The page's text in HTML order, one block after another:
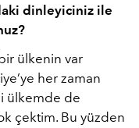
dinleyiciniz ile
ülkenin var
her zaman
ülkemde de
çektim. Bu yüzden